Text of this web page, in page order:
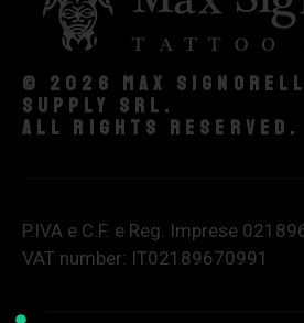
© 2026 Max
supply srl.
All rights reserved.
P.IVA e C.F. e Reg. Imprese
VAT number: IT02189670991